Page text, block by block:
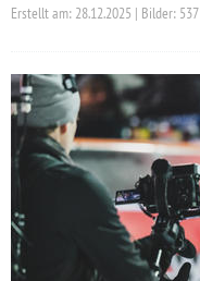
Erstellt am: 28.12.2025 | Bilder: 537